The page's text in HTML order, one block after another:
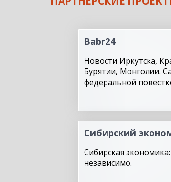
Babr24
Новости Иркутска,
Бурятии, Монголии.
федеральной
Сибирский
Сибирская
независимо.